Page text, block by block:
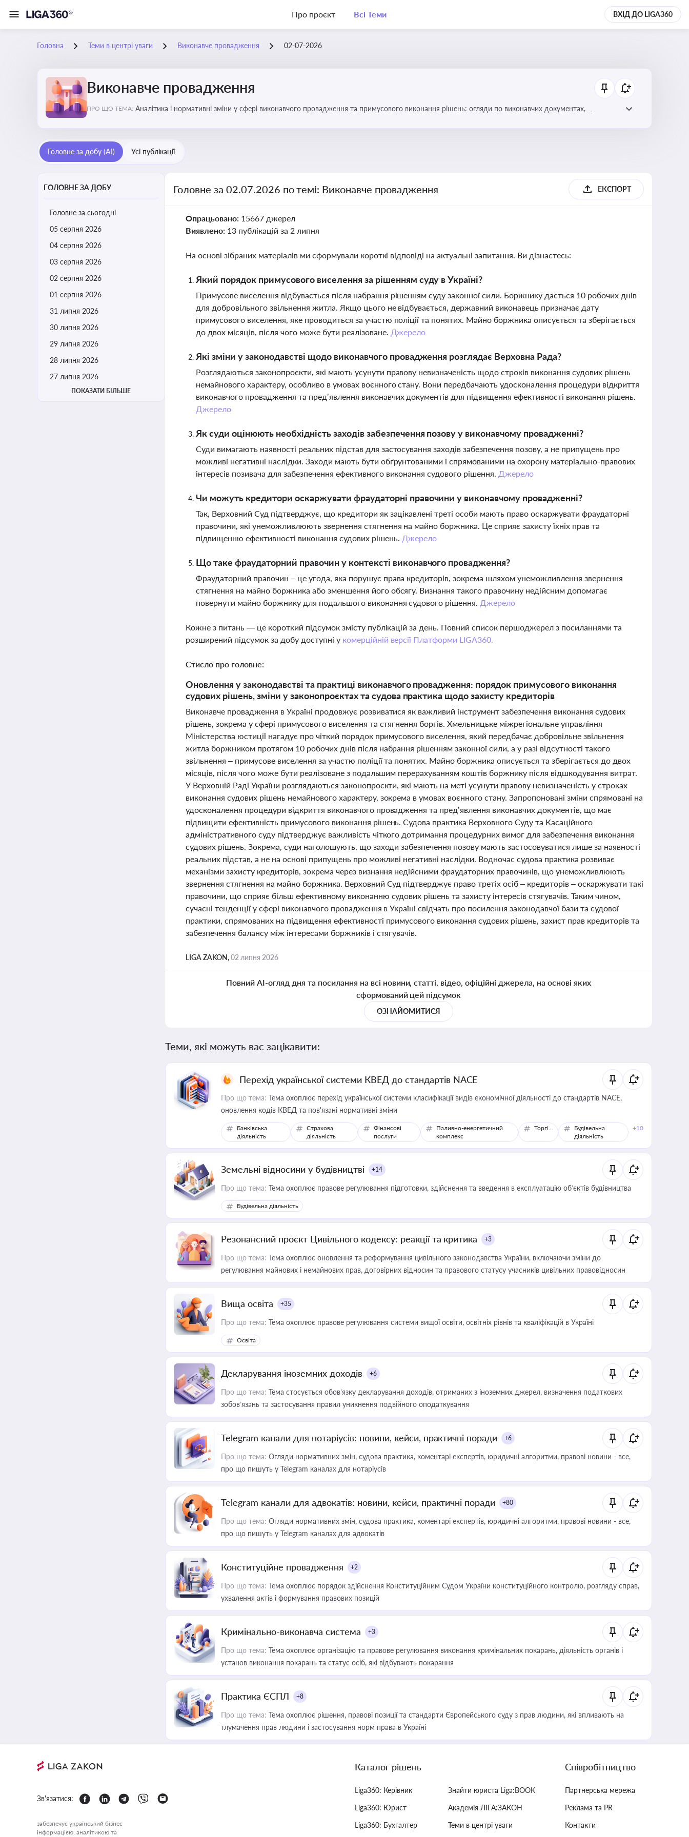
Про проєкт Всі Теми ВХІД ДО LIGA360
Головна Теми в центрі уваги Виконавче провадження 02-07-2026
Виконавче провадження
ПРО ЩО ТЕМА: Аналітика і нормативні зміни у сфері виконавчого провадження та примусового виконання рішень: огляди по виконавчих документах,
Головне за добу (AI) Усі публікації
ГОЛОВНЕ ЗА ДОБУ
Головне за сьогодні
05 серпня 2026
04 серпня 2026
03 серпня 2026
02 серпня 2026
01 серпня 2026
31 липня 2026
30 липня 2026
29 липня 2026
28 липня 2026
27 липня 2026
ПОКАЗАТИ БІЛЬШЕ
Головне за 02.07.2026 по темі: Виконавче провадження ЕКСПОРТ
Опрацьовано: 15667 джерел
Виявлено: 13 публікацій за 2 липня
На основі зібраних матеріалів ми сформували короткі відповіді на актуальні запитання. Ви дізнаєтесь:
Який порядок примусового виселення за рішенням суду в Україні?
Примусове виселення відбувається після набрання рішенням суду законної сили. Боржнику дається 10 робочих днів
для добровільного звільнення житла. Якщо цього не відбувається, державний виконавець призначає дату
примусового виселення, яке проводиться за участю поліції та понятих. Майно боржника описується та зберігається
до двох місяців, після чого може бути реалізоване. Джерело
Які зміни у законодавстві щодо виконавчого провадження розглядає Верховна Рада?
Розглядаються законопроєкти, які мають усунути правову невизначеність щодо строків виконання судових рішень
немайнового характеру, особливо в умовах воєнного стану. Вони передбачають удосконалення процедури відкриття
виконавчого провадження та пред’явлення виконавчих документів для підвищення ефективності виконання рішень.
Джерело
Як суди оцінюють необхідність заходів забезпечення позову у виконавчому провадженні?
Суди вимагають наявності реальних підстав для застосування заходів забезпечення позову, а не припущень про
можливі негативні наслідки. Заходи мають бути обґрунтованими і спрямованими на охорону матеріально-правових
інтересів позивача для забезпечення ефективного виконання судового рішення. Джерело
Чи можуть кредитори оскаржувати фраудаторні правочини у виконавчому провадженні?
Так, Верховний Суд підтверджує, що кредитори як зацікавлені треті особи мають право оскаржувати фраудаторні
правочини, які унеможливлюють звернення стягнення на майно боржника. Це сприяє захисту їхніх прав та
підвищенню ефективності виконання судових рішень. Джерело
Що таке фраудаторний правочин у контексті виконавчого провадження?
Фраудаторний правочин – це угода, яка порушує права кредиторів, зокрема шляхом унеможливлення звернення
стягнення на майно боржника або зменшення його обсягу. Визнання такого правочину недійсним допомагає
повернути майно боржнику для подальшого виконання судового рішення. Джерело
Кожне з питань — це короткий підсумок змісту публікацій за день. Повний список першоджерел з посиланнями та
розширений підсумок за добу доступні у комерційній версії Платформи LIGA360.
Стисло про головне:
Оновлення у законодавстві та практиці виконавчого провадження: порядок примусового виконання
судових рішень, зміни у законопроєктах та судова практика щодо захисту кредиторів
Виконавче провадження в Україні продовжує розвиватися як важливий інструмент забезпечення виконання судових
рішень, зокрема у сфері примусового виселення та стягнення боргів. Хмельницьке міжрегіональне управління
Міністерства юстиції нагадує про чіткий порядок примусового виселення, який передбачає добровільне звільнення
житла боржником протягом 10 робочих днів після набрання рішенням законної сили, а у разі відсутності такого
звільнення – примусове виселення за участю поліції та понятих. Майно боржника описується та зберігається до двох
місяців, після чого може бути реалізоване з подальшим перерахуванням коштів боржнику після відшкодування витрат.
У Верховній Раді України розглядаються законопроєкти, які мають на меті усунути правову невизначеність у строках
виконання судових рішень немайнового характеру, зокрема в умовах воєнного стану. Запропоновані зміни спрямовані на
удосконалення процедури відкриття виконавчого провадження та пред’явлення виконавчих документів, що має
підвищити ефективність примусового виконання рішень. Судова практика Верховного Суду та Касаційного
адміністративного суду підтверджує важливість чіткого дотримання процедурних вимог для забезпечення виконання
судових рішень. Зокрема, суди наголошують, що заходи забезпечення позову мають застосовуватися лише за наявності
реальних підстав, а не на основі припущень про можливі негативні наслідки. Водночас судова практика розвиває
механізми захисту кредиторів, зокрема через визнання недійсними фраудаторних правочинів, що унеможливлюють
звернення стягнення на майно боржника. Верховний Суд підтверджує право третіх осіб – кредиторів – оскаржувати такі
правочини, що сприяє більш ефективному виконанню судових рішень та захисту інтересів стягувачів. Таким чином,
сучасні тенденції у сфері виконавчого провадження в Україні свідчать про посилення законодавчої бази та судової
практики, спрямованих на підвищення ефективності примусового виконання судових рішень, захист прав кредиторів та
забезпечення балансу між інтересами боржників і стягувачів.
LIGA ZAKON,02 липня 2026
Повний AI-огляд дня та посилання на всі новини, статті, відео, офіційні джерела, на основі яких
сформований цей підсумок
ОЗНАЙОМИТИСЯ
Теми, які можуть вас зацікавити:
Перехід української системи КВЕД до стандартів NACE
Про що тема: Тема охоплює перехід української системи класифікації видів економічної діяльності до стандартів NACE,
оновлення кодів КВЕД та пов'язані нормативні зміни
Банківська
діяльність
Страхова
діяльність
Фінансові
послуги
Паливно-енергетичний
комплекс
Торгівля
Будівельна
діяльність
+10
Земельні відносини у будівництві +14
Про що тема: Тема охоплює правове регулювання підготовки, здійснення та введення в експлуатацію об’єктів будівництва
Будівельна діяльність
Резонансний проєкт Цивільного кодексу: реакції та критика +3
Про що тема: Тема охоплює оновлення та реформування цивільного законодавства України, включаючи зміни до
регулювання майнових і немайнових прав, договірних відносин та правового статусу учасників цивільних правовідносин
Вища освіта +35
Про що тема: Тема охоплює правове регулювання системи вищої освіти, освітніх рівнів та кваліфікацій в Україні
Освіта
Декларування іноземних доходів +6
Про що тема: Тема стосується обов’язку декларування доходів, отриманих з іноземних джерел, визначення податкових
зобов’язань та застосування правил уникнення подвійного оподаткування
Telegram канали для нотаріусів: новини, кейси, практичні поради +6
Про що тема: Огляди нормативних змін, судова практика, коментарі експертів, юридичні алгоритми, правові новини - все,
про що пишуть у Telegram каналах для нотаріусів
Telegram канали для адвокатів: новини, кейси, практичні поради +80
Про що тема: Огляди нормативних змін, судова практика, коментарі експертів, юридичні алгоритми, правові новини - все,
про що пишуть у Telegram каналах для адвокатів
Конституційне провадження +2
Про що тема: Тема охоплює порядок здійснення Конституційним Судом України конституційного контролю, розгляду справ,
ухвалення актів і формування правових позицій
Кримінально-виконавча система +3
Про що тема: Тема охоплює організацію та правове регулювання виконання кримінальних покарань, діяльність органів і
установ виконання покарань та статус осіб, які відбувають покарання
Практика ЄСПЛ +8
Про що тема: Тема охоплює рішення, правові позиції та стандарти Європейського суду з прав людини, які впливають на
тлумачення прав людини і застосування норм права в Україні
Зв'язатися:
забезпечує український бізнес
інформацією, аналітикою та
Каталог рішень
Liga360: Керівник
Liga360: Юрист
Liga360: Бухгалтер
Знайти юриста Liga:BOOK
Академія ЛІГА:ЗАКОН
Теми в центрі уваги
Співробітництво
Партнерська мережа
Реклама та PR
Контакти